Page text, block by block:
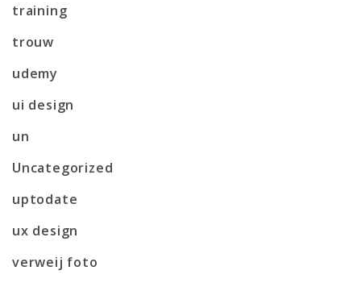
training
trouw
udemy
ui design
un
Uncategorized
uptodate
ux design
verweij foto